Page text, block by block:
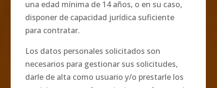
una edad mínima de 14 años, o en su caso,
disponer de capacidad jurídica suficiente
para contratar.
Los datos personales solicitados son
necesarios para gestionar sus solicitudes,
darle de alta como usuario y/o prestarle los